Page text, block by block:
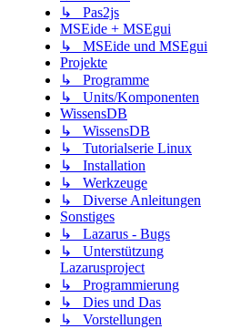
↳ Pas2js
MSEide + MSEgui
↳ MSEide und MSEgui
Projekte
↳ Programme
↳ Units/Komponenten
WissensDB
↳ WissensDB
↳ Tutorialserie Linux
↳ Installation
↳ Werkzeuge
↳ Diverse Anleitungen
Sonstiges
↳ Lazarus - Bugs
↳ Unterstützung
Lazarusproject
↳ Programmierung
↳ Dies und Das
↳ Vorstellungen